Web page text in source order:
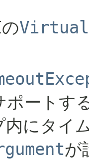
ポートす
内にタイ
が